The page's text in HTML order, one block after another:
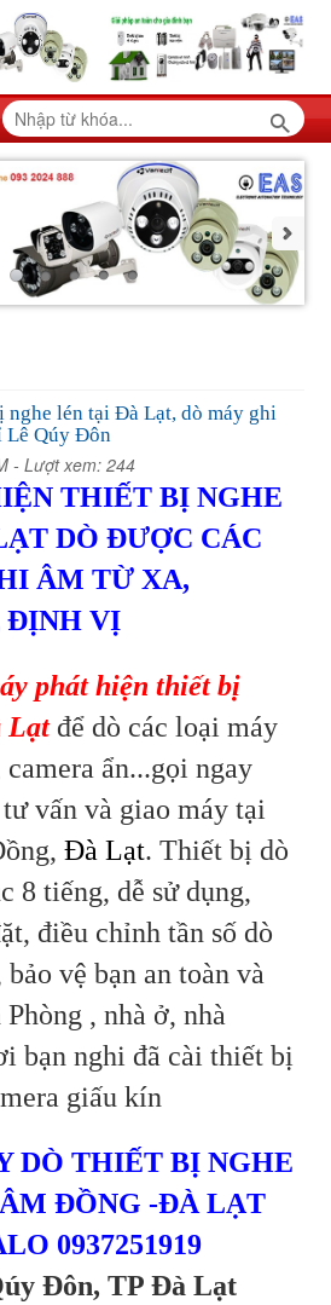
nghe lén tại Đà Lạt, dò máy ghi
Lê Qúy Đôn
-Lượt xem: 244
THIẾT BỊ NGHE
DÒ ĐƯỢC CÁC
ÂM TỪ XA,
ĐỊNH VỊ
phát hiện thiết bị
Lạtđể dò các loại máy
ẩn...gọi ngay
tư vấn và giao máy tại
Đà Lạt. Thiết bị dò
8 tiếng, dễ sử dụng,
điều chỉnh tần số dò
vệ bạn an toàn và
, nhà ở, nhà
bạn nghi đã cài thiết bị
giấu kín
DÒ THIẾT BỊ NGHE
ĐỒNG -ĐÀ LẠT
0937251919
Đôn, TP Đà Lạt